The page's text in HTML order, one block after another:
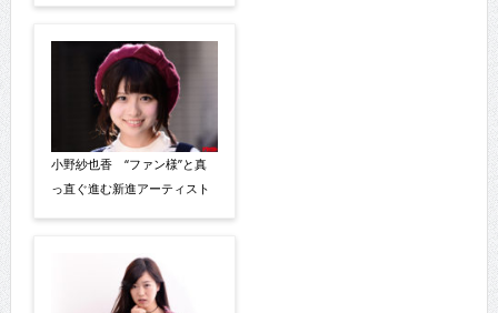
小野紗也香 “ファン様”と真
っ直ぐ進む新進アーティスト